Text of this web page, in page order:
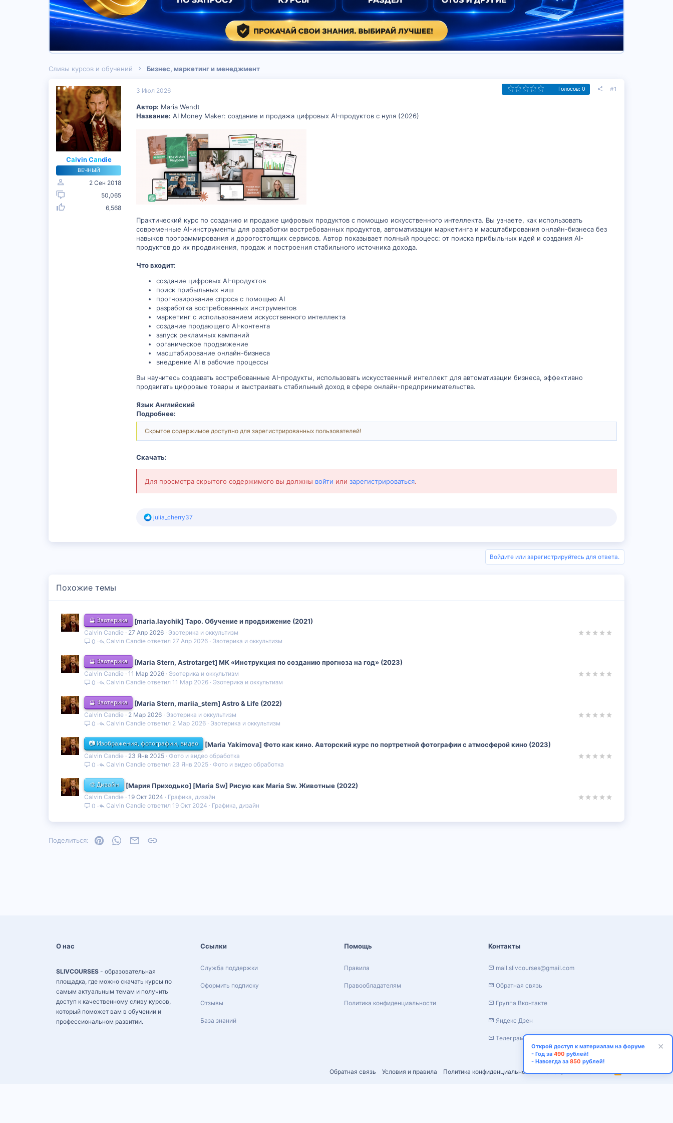
Сливы курсов и обучений Бизнес, маркетинг и менеджмент
Calvin Candie
ВЕЧНЫЙ
2 Сен 2018
50,065
6,568
3 Июл 2026 Голосов: 0 #1
Автор: Maria Wendt
Название: AI Money Maker: создание и продажа цифровых AI-продуктов с нуля (2026)
Практический курс по созданию и продаже цифровых продуктов с помощью искусственного интеллекта. Вы узнаете, как использовать
современные AI-инструменты для разработки востребованных продуктов, автоматизации маркетинга и масштабирования онлайн-бизнеса без
навыков программирования и дорогостоящих сервисов. Автор показывает полный процесс: от поиска прибыльных идей и создания AI-
продуктов до их продвижения, продаж и построения стабильного источника дохода.
Что входит:
создание цифровых AI-продуктов
поиск прибыльных ниш
прогнозирование спроса с помощью AI
разработка востребованных инструментов
маркетинг с использованием искусственного интеллекта
создание продающего AI-контента
запуск рекламных кампаний
органическое продвижение
масштабирование онлайн-бизнеса
внедрение AI в рабочие процессы
Вы научитесь создавать востребованные AI-продукты, использовать искусственный интеллект для автоматизации бизнеса, эффективно
продвигать цифровые товары и выстраивать стабильный доход в сфере онлайн-предпринимательства.
Язык Английский
Подробнее:
Скрытое содержимое доступно для зарегистрированных пользователей!
Скачать:
Для просмотра скрытого содержимого вы должны войти или зарегистрироваться.
Р
к
julia_cherry37
Войдите или зарегистрируйтесь для ответа.
Похожие темы
🔮 Эзотерика [maria.laychik] Таро. Обучение и продвижение (2021)
Calvin Candie 27 Апр 2026
Эзотерика и оккультизм
0
Эзотерика и оккультизм
27 Апр 2026
Calvin Candie
🔮 Эзотерика [Maria Stern, Astrotarget] МК «Инструкция по созданию прогноза на год» (2023)
Calvin Candie 11 Мар 2026
Эзотерика и оккультизм
0
Эзотерика и оккультизм
11 Мар 2026
Calvin Candie
🔮 Эзотерика [Maria Stern, mariia_stern] Astro & Life (2022)
Calvin Candie 2 Мар 2026
Эзотерика и оккультизм
0
Эзотерика и оккультизм
2 Мар 2026
Calvin Candie
📷 Изображения, фотографии, видео [Maria Yakimova] Фото как кино. Авторский курс по портретной фотографии с атмосферой кино (2023)
Calvin Candie 23 Янв 2025
Фото и видео обработка
0
Фото и видео обработка
23 Янв 2025
Calvin Candie
🎨 Дизайн [Мария Приходько] [Maria Sw] Рисую как Maria Sw. Животные (2022)
Calvin Candie 19 Окт 2024
Графика, дизайн
0
Графика, дизайн
19 Окт 2024
Calvin Candie
Поделиться: PinterestWhatsAppЭлектронная почта
Обратная связь Условия и правила Политика конфиденциальности Помощь Главная
О нас
SLIVCOURSES - образовательная
площадка, где можно скачать курсы по
самым актуальным темам и получить
доступ к качественному сливу курсов,
который поможет вам в обучении и
профессиональном развитии.
Ссылки
Служба поддержки
Оформить подписку
Отзывы
База знаний
Помощь
Правила
Правообладателям
Политика конфиденциальности
Контакты
mail.slivcourses@gmail.com
Обратная связь
Группа Вконтакте
Яндекс Дзен
Телеграм канал
Открой доступ к материалам на форуме
- Год за 490 рублей!
- Навсегда за 850 рублей!